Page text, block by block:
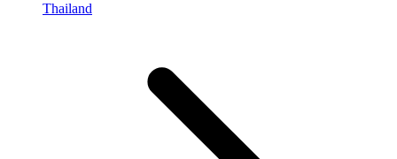
Thailand